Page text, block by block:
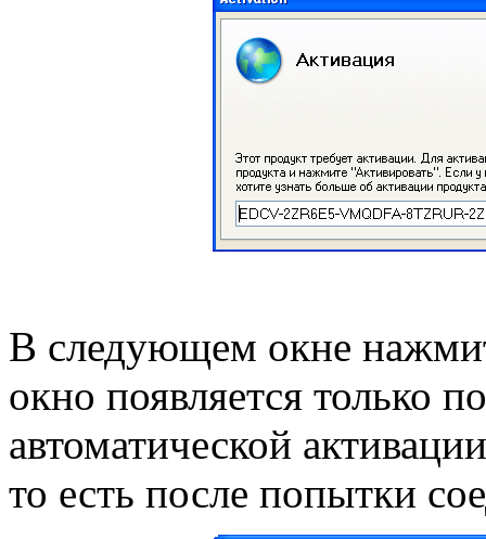
В следующем окне
окно появляется только
автоматической
то есть после попытки